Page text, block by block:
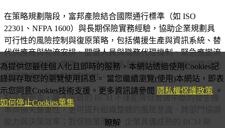
在策略規劃階段，富邦產險結合國際通行標準（如 ISO
22301、NFPA 1600）與長期保險實務經驗，協助企業規劃具
可行性的風險控制與復原策略，包括備援生產與資訊系統、替
代供應商與物流安排、關鍵人員與職務代理機制、緊急應變流
程及災後復原計畫等，並透過情境測試與演練，驗證相關措施
在實際事件發生時的有效性。
對企業而言，導入完善的 BCM 不僅能降低營運中斷的發生機
率與損失嚴重性，更可提升組織整體的風險意識、跨部門協調
能力與決策效率；對保險業而言，企業具備成熟的 BCM 架
為提供您最佳個人化且即時的服務，本網站透過使用Cookies記
錄與存取您的瀏覽使用訊息。 當您繼續瀏覽(使用)本網站，即表
示您同意Cookies技術支援。更多資訊請參閱 隱私權保護政策 。
如何停止Cookies蒐集
瞭解